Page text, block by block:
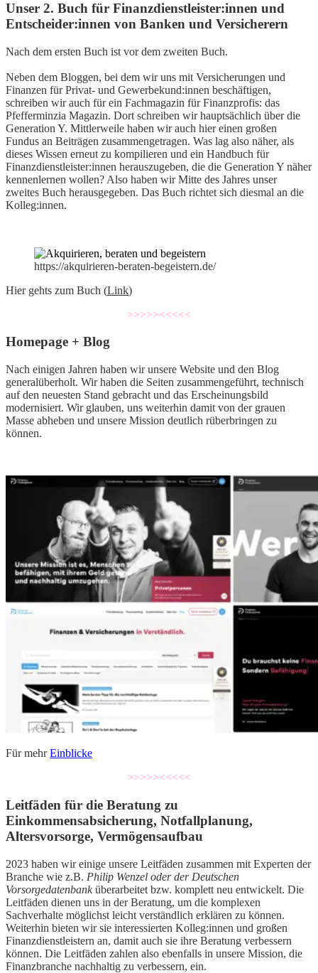
Unser 2. Buch für Finanzdienstleister:innen und
Entscheider:innen von Banken und Versicherern
Nach dem ersten Buch ist vor dem zweiten Buch.
Neben dem Bloggen, bei dem wir uns mit Versicherungen und
Finanzen für Privat- und Gewerbekund:innen beschäftigen,
schreiben wir auch für ein Fachmagazin für Finanzprofis: das
Pfefferminzia Magazin. Dort schreiben wir hauptsächlich über die
Generation Y. Mittlerweile haben wir auch hier einen großen
Fundus an Beiträgen zusammengetragen. Was lag also näher, als
dieses Wissen erneut zu kompilieren und ein Handbuch für
Finanzdienstleister:innen herauszugeben, die die Generation Y näher
kennenlernen wollen? Also haben wir Mitte des Jahres unser
zweites Buch herausgegeben. Das Buch richtet sich diesmal an die
Kolleg:innen.
https://akquirieren-beraten-begeistern.de/
Hier gehts zum Buch (Link)
>>>>><<<<<
Homepage + Blog
Nach einigen Jahren haben wir unsere Website und den Blog
generalüberholt. Wir haben die Seiten zusammengeführt, technisch
auf den neuesten Stand gebracht und das Erscheinungsbild
modernisiert. Wir glauben, uns weiterhin damit von der grauen
Masse abheben und unsere Mission deutlich rüberbringen zu
können.
Für mehrEinblicke
>>>>><<<<<
Leitfäden für die Beratung zu
Einkommensabsicherung, Notfallplanung,
Altersvorsorge, Vermögensaufbau
2023 haben wir einige unsere Leitfäden zusammen mit Experten der
Branche wie z.B. Philip Wenzel oder der Deutschen
Vorsorgedatenbanküberarbeitet bzw. komplett neu entwickelt. Die
Leitfäden dienen uns in der Beratung, um die komplexen
Sachverhalte möglichst leicht verständlich erklären zu können.
Weiterhin bieten wir sie interessierten Kolleg:innen und großen
Finanzdienstleistern an, damit auch sie ihre Beratung verbessern
können. Die Leitfäden zahlen also ebenfalls in unsere Mission, die
Finanzbranche nachhaltig zu verbessern, ein.